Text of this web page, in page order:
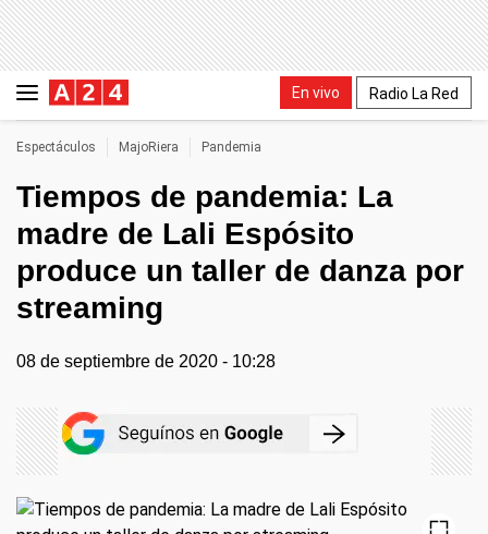
En vivo Radio La Red
Espectáculos MajoRiera Pandemia
Tiempos de pandemia: La
madre de Lali Espósito
produce un taller de danza por
streaming
08 de septiembre de 2020 - 10:28